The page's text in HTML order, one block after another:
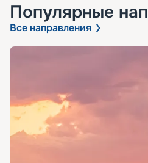
Популярные
Все направления